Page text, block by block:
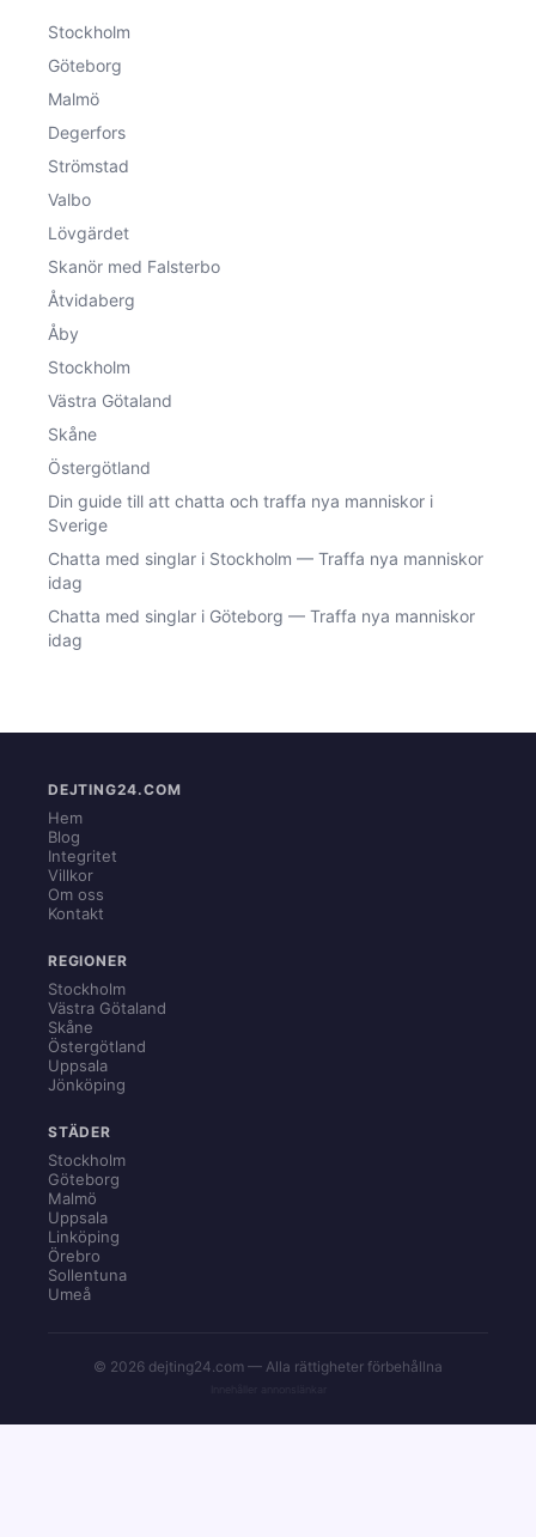
Stockholm
Göteborg
Malmö
Degerfors
Strömstad
Valbo
Lövgärdet
Skanör med Falsterbo
Åtvidaberg
Åby
Stockholm
Västra Götaland
Skåne
Östergötland
Din guide till att chatta och traffa nya manniskor i
Sverige
Chatta med singlar i Stockholm — Traffa nya manniskor
idag
Chatta med singlar i Göteborg — Traffa nya manniskor
idag
DEJTING24.COM
Hem
Blog
Integritet
Villkor
Om oss
Kontakt
REGIONER
Stockholm
Västra Götaland
Skåne
Östergötland
Uppsala
Jönköping
STÄDER
Stockholm
Göteborg
Malmö
Uppsala
Linköping
Örebro
Sollentuna
Umeå
© 2026 dejting24.com — Alla rättigheter förbehållna